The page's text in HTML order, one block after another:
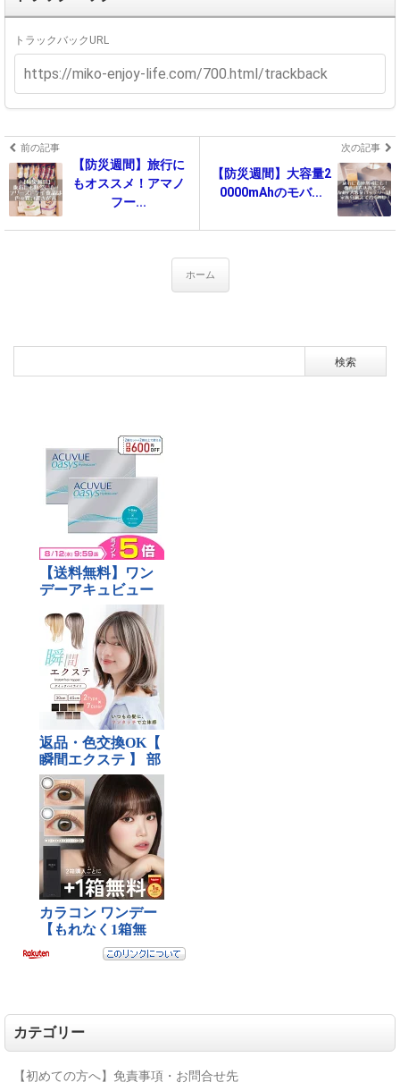
トラックバックURL
前の記事
【防災週間】旅行に
もオススメ！アマノ
フー...
次の記事
【防災週間】大容量2
0000mAhのモバ...
ホーム
カテゴリー
【初めての方へ】免責事項・お問合せ先